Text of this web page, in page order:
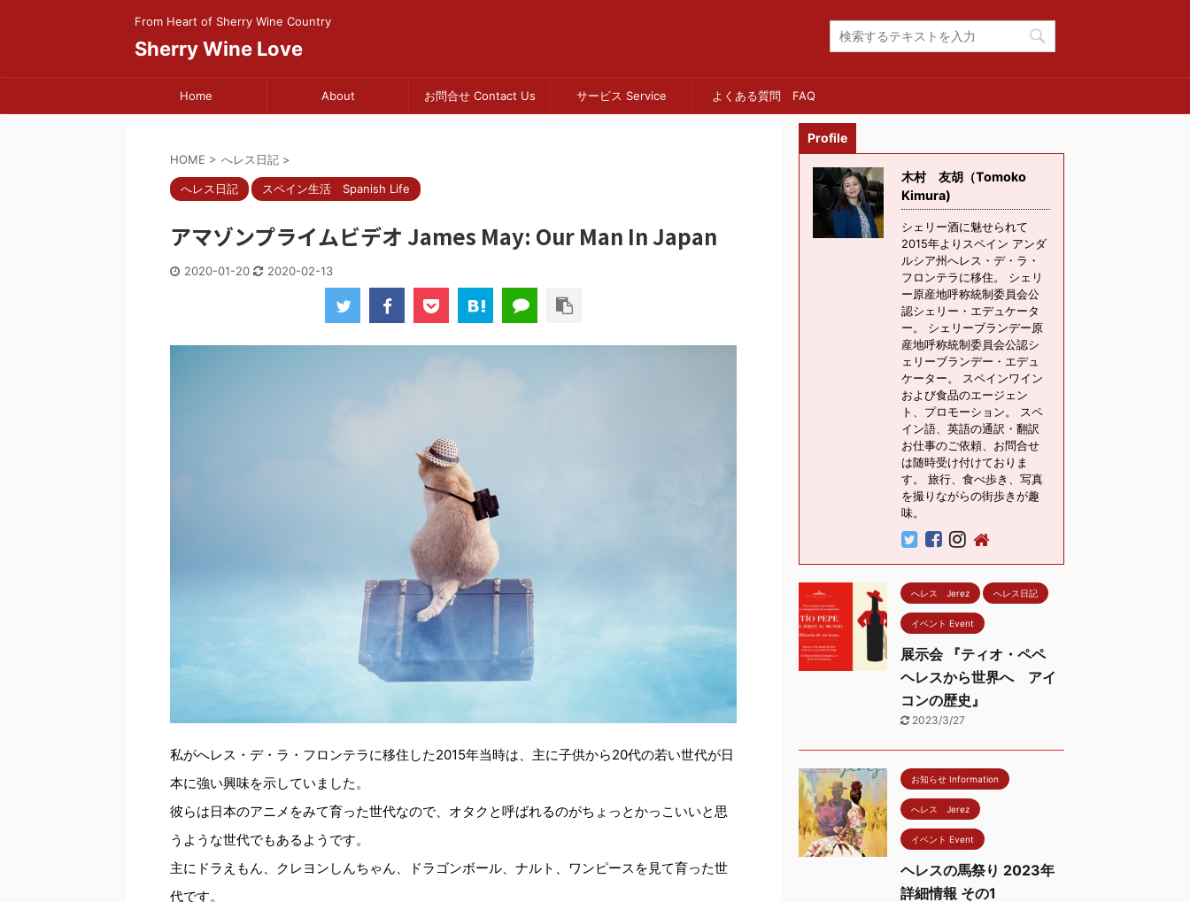
From Heart of Sherry Wine Country
Sherry Wine Love
Home About お問合せ Contact Us サービス Service よくある質問 FAQ
HOME > へレス日記 >
へレス日記 スペイン生活 Spanish Life
アマゾンプライムビデオ James May: Our Man In Japan
2020-01-20 2020-02-13
私がへレス・デ・ラ・フロンテラに移住した2015年当時は、主に子供から20代の若い世代が日
本に強い興味を示していました。
彼らは日本のアニメをみて育った世代なので、オタクと呼ばれるのがちょっとかっこいいと思
うような世代でもあるようです。
主にドラえもん、クレヨンしんちゃん、ドラゴンボール、ナルト、ワンピースを見て育った世
代です。
Profile
木村 友胡（Tomoko
Kimura)
シェリー酒に魅せられて
2015年よりスペイン アンダ
ルシア州へレス・デ・ラ・
フロンテラに移住。 シェリ
ー原産地呼称統制委員会公
認シェリー・エデュケータ
ー。 シェリーブランデー原
産地呼称統制委員会公認シ
ェリーブランデー・エデュ
ケーター。 スペインワイン
および食品のエージェン
ト、プロモーション。 スペ
イン語、英語の通訳・翻訳
お仕事のご依頼、お問合せ
は随時受け付けておりま
す。 旅行、食べ歩き、写真
を撮りながらの街歩きが趣
味。
へレス Jerez へレス日記
イベント Event
展示会 『ティオ・ペペ
ヘレスから世界へ アイ
コンの歴史』
2023/3/27
お知らせ Information
へレス Jerez
イベント Event
ヘレスの馬祭り 2023年
詳細情報 その1